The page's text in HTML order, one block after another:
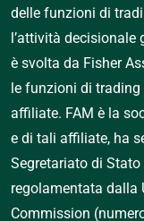
delle funzioni di
l’attività
è svolta da Fisher
le funzioni di trading
affiliate. FAM è la
e di tali affiliate, ha
Segretariato di
regolamentata dalla
Commission